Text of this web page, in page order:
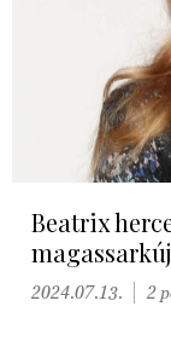
Beatrix
2024.07.13. 2